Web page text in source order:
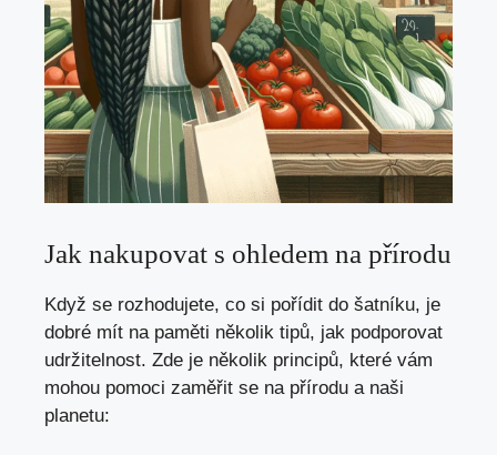
Jak nakupovat s ohledem na přírodu
Když se rozhodujete, co si pořídit do šatníku, je
dobré mít na paměti několik tipů, jak podporovat
udržitelnost. Zde je několik principů, které vám
mohou pomoci zaměřit se na přírodu a naši
planetu: